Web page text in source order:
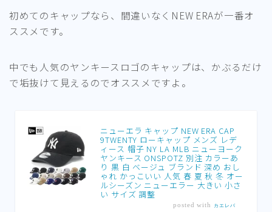
初めてのキャップなら、間違いなくNEW ERAが一番オ
ススメです。
中でも人気のヤンキースロゴのキャップは、かぶるだけ
で垢抜けて見えるのでオススメですよ。
ニューエラ キャップ NEW ERA CAP
9TWENTY ローキャップ メンズ レデ
ィース 帽子 NY LA MLB ニューヨーク
ヤンキース ONSPOTZ 別注 カラーあ
り 黒 白 ベージュ ブランド 深め おし
ゃれ かっこいい 人気 春 夏 秋 冬 オー
ルシーズン ニューエラー 大きい 小さ
い サイズ 調整
posted with カエレバ